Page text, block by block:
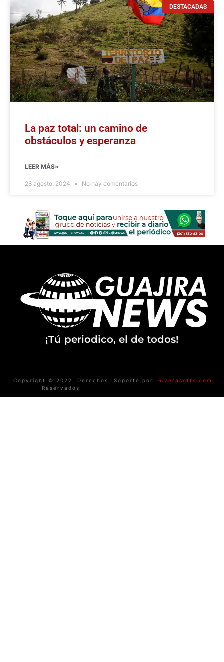
DESTACADAS
La paz total: un camino de
obstáculos y esperanza
LEER MÁS»
28 agosto, 2024 No hay comentarios
¡Tú periodico, el de todos!
Copyright © 2022. Derechos
Reservados
Soporte por: Riverasofts.com